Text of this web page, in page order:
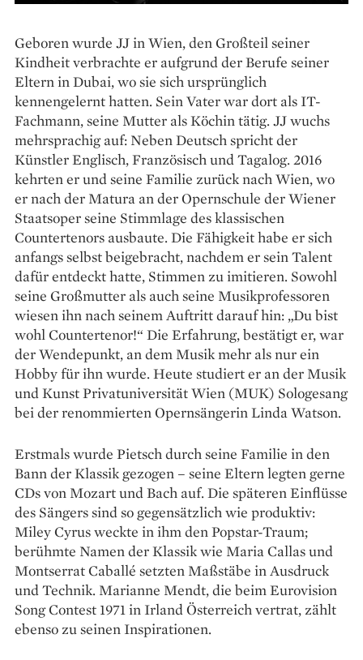
Geboren wurde JJ in Wien, den Großteil seiner
Kindheit verbrachte er aufgrund der Berufe seiner
Eltern in Dubai, wo sie sich ursprünglich
kennengelernt hatten. Sein Vater war dort als IT-
Fachmann, seine Mutter als Köchin tätig. JJ wuchs
mehrsprachig auf: Neben Deutsch spricht der
Künstler Englisch, Französisch und Tagalog. 2016
kehrten er und seine Familie zurück nach Wien, wo
er nach der Matura an der Opernschule der Wiener
Staatsoper seine Stimmlage des klassischen
Countertenors ausbaute. Die Fähigkeit habe er sich
anfangs selbst beigebracht, nachdem er sein Talent
dafür entdeckt hatte, Stimmen zu imitieren. Sowohl
seine Großmutter als auch seine Musikprofessoren
wiesen ihn nach seinem Auftritt darauf hin: „Du bist
wohl Countertenor!“ Die Erfahrung, bestätigt er, war
der Wendepunkt, an dem Musik mehr als nur ein
Hobby für ihn wurde. Heute studiert er an der Musik
und Kunst Privatuniversität Wien (MUK) Sologesang
bei der renommierten Opernsängerin Linda Watson.
Erstmals wurde Pietsch durch seine Familie in den
Bann der Klassik gezogen – seine Eltern legten gerne
CDs von Mozart und Bach auf. Die späteren Einflüsse
des Sängers sind so gegensätzlich wie produktiv:
Miley Cyrus ­weckte in ihm den Popstar-Traum;
berühmte Namen der Klassik wie Maria Callas und
Montserrat Caballé setzten Maßstäbe in Ausdruck
und Technik. Marianne Mendt, die beim Eurovision
Song Contest 1971 in Irland Österreich vertrat, zählt
ebenso zu seinen Inspirationen.